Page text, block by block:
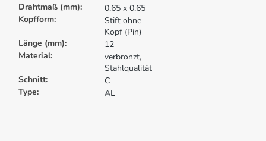
Drahtmaß (mm):
0,65 x 0,65
Kopfform:
Stift ohne
Kopf (Pin)
Länge (mm):
12
Material:
verbronzt,
Stahlqualität
Schnitt:
C
Type:
AL